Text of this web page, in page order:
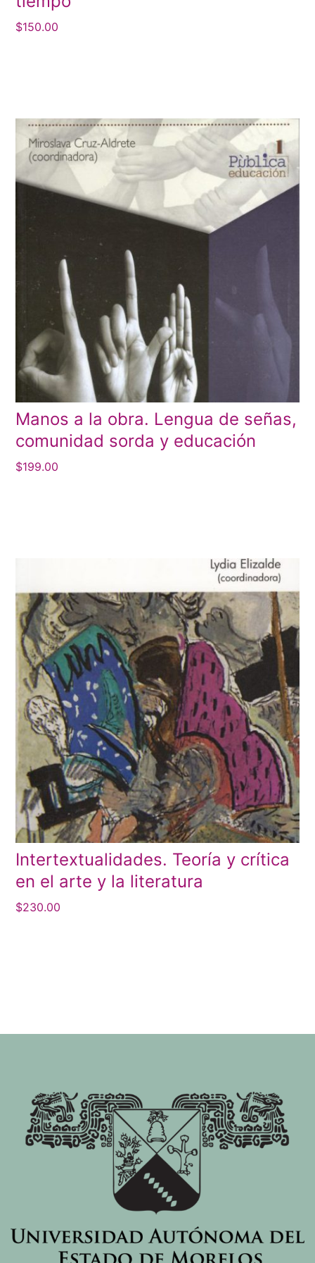
$150.00
Manos a la obra. Lengua de señas,
comunidad sorda y educación
$199.00
Intertextualidades. Teoría y crítica
en el arte y la literatura
$230.00